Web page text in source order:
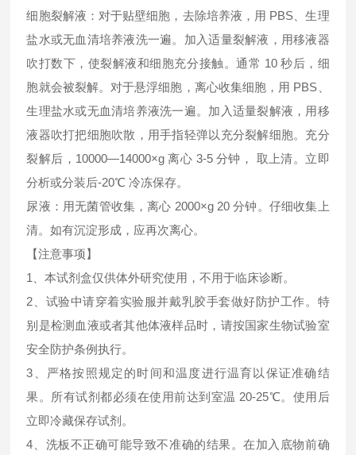
细胞裂解液：对于贴壁细胞，去除培养液，用 PBS、生理
盐水或无血清培养液洗一遍。加入适量裂解液，用移液器
吹打数下，使裂解液和细胞充分接触。通常 10 秒后，细
胞就会被裂解。对于悬浮细胞，离心收集细胞，用 PBS、
生理盐水或无血清培养液洗一遍。加入适量裂解液，用移
液器吹打把细胞吹散，用手指轻弹以充分裂解细胞。充分
裂解后，10000—14000×g 离心 3-5 分钟， 取上清。立即
分析或分装后-20℃ 冷冻保存。
尿液：用无菌管收集，离心 2000×g 20 分钟。仔细收集上
清。如有沉淀形成，应再次离心。
【注意事项】
1、本试剂盒仅供体外研究使用，不用于临床诊断。
2、试验中请穿着实验服并戴乳胶手套做好防护工作。特
别是检测血液或者其他体液样品时，请按国家生物试验室
安全防护条例执行。
3、严格按照规定的时间和温度进行温育以保证准确结
果。所有试剂都必须在使用前达到室温 20-25℃。使用后
立即冷藏保存试剂。
4、洗板不正确可能导致不准确的结果。在加入底物前确